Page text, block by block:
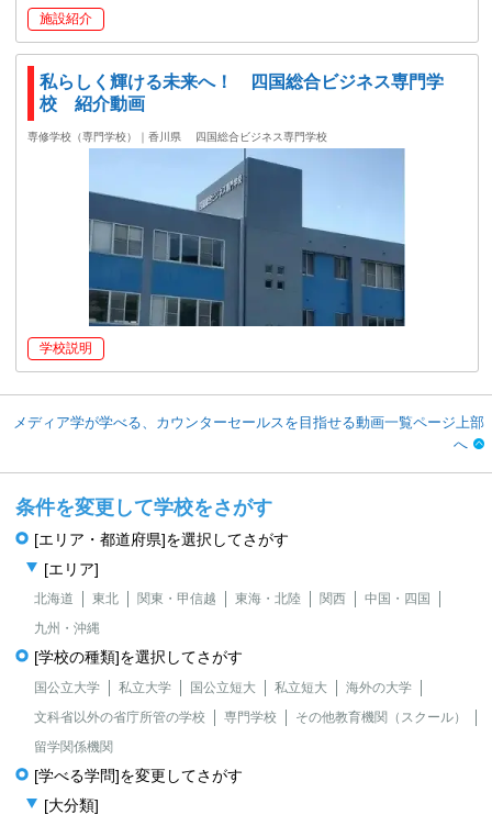
施設紹介
私らしく輝ける未来へ！ 四国総合ビジネス専門学
校 紹介動画
専修学校（専門学校）｜香川県 四国総合ビジネス専門学校
学校説明
メディア学が学べる、カウンターセールスを目指せる動画一覧ページ上部
へ
条件を変更して学校をさがす
[エリア・都道府県]を選択してさがす
[エリア]
北海道 東北 関東・甲信越 東海・北陸 関西
中国・四国
九州・沖縄
[学校の種類]を選択してさがす
国公立大学 私立大学 国公立短大 私立短大
海外の大学
文科省以外の省庁所管の学校
専門学校
その他教育機関（スクール）
留学関係機関
[学べる学問]を変更してさがす
[大分類]